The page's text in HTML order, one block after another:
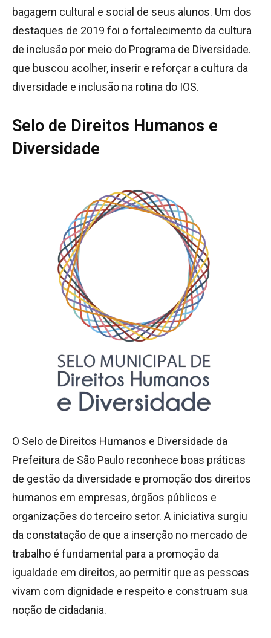
bagagem cultural e social de seus alunos. Um dos
destaques de 2019 foi o fortalecimento da cultura
de inclusão por meio do Programa de Diversidade.
que buscou acolher, inserir e reforçar a cultura da
diversidade e inclusão na rotina do IOS.
Selo de Direitos Humanos e
Diversidade
O Selo de Direitos Humanos e Diversidade da
Prefeitura de São Paulo reconhece boas práticas
de gestão da diversidade e promoção dos direitos
humanos em empresas, órgãos públicos e
organizações do terceiro setor. A iniciativa surgiu
da constatação de que a inserção no mercado de
trabalho é fundamental para a promoção da
igualdade em direitos, ao permitir que as pessoas
vivam com dignidade e respeito e construam sua
noção de cidadania.